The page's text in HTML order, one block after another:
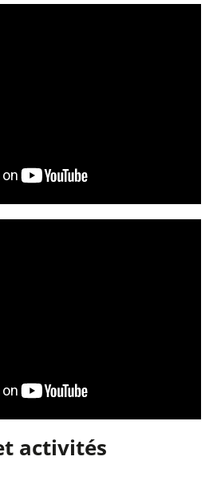
activités